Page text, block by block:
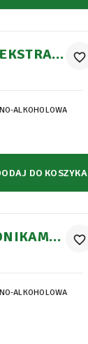
ALKOHOLOWA
favorite_border
DO KOSZYKA
ALKOHOLOWA
favorite_border